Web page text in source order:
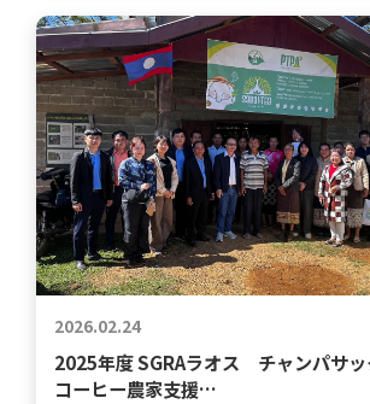
2026.02.24
2025年度 SGRAラオス チャンパサッ
コーヒー農家支援…